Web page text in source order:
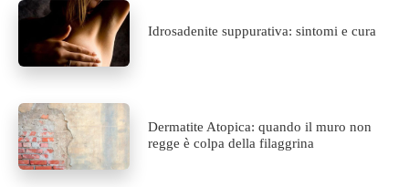
Idrosadenite suppurativa: sintomi e cura
Dermatite Atopica: quando il muro non
regge è colpa della filaggrina